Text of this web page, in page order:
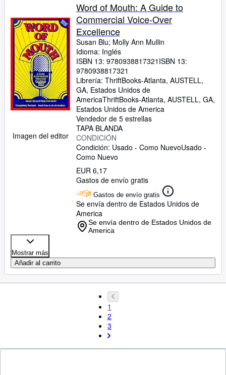
Imagen del editor
Word of Mouth: A Guide to
Commercial Voice-Over
Excellence
Susan Blu; Molly Ann Mullin
Idioma: Inglés
ISBN 13: 9780938817321 ISBN 13:
9780938817321
Librería: ThriftBooks-Atlanta, AUSTELL,
GA, Estados Unidos de
AmericaThriftBooks-Atlanta, AUSTELL, GA,
Estados Unidos de America
Vendedor de 5 estrellas
TAPA BLANDA
CONDICIÓN
Condición: Usado - Como NuevoUsado -
Como Nuevo
EUR 6,17
Gastos de envío gratis
Gastos de envío gratis
Se envía dentro de Estados Unidos de
America
Se envía dentro de Estados Unidos de
America
Mostrar más
Añadir al carrito
1
2
3